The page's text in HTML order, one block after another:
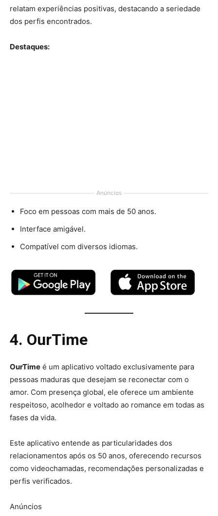
relatam experiências positivas, destacando a seriedade
dos perfis encontrados.
Destaques:
Anúncios
Foco em pessoas com mais de 50 anos.
Interface amigável.
Compatível com diversos idiomas.
4. OurTime
OurTime é um aplicativo voltado exclusivamente para
pessoas maduras que desejam se reconectar com o
amor. Com presença global, ele oferece um ambiente
respeitoso, acolhedor e voltado ao romance em todas as
fases da vida.
Este aplicativo entende as particularidades dos
relacionamentos após os 50 anos, oferecendo recursos
como videochamadas, recomendações personalizadas e
perfis verificados.
Anúncios